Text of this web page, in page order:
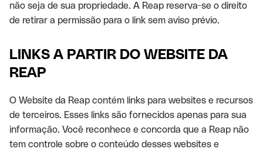
não seja de sua propriedade. A Reap reserva-se o direito
de retirar a permissão para o link sem aviso prévio.
LINKS A PARTIR DO WEBSITE DA
REAP
O Website da Reap contém links para websites e recursos
de terceiros. Esses links são fornecidos apenas para sua
informação. Você reconhece e concorda que a Reap não
tem controle sobre o conteúdo desses websites e